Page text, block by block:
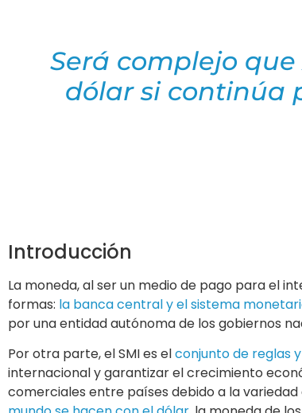
Será complejo
dólar si continúa
Introducción
La moneda, al ser un medio de pago para el
formas: la banca central y el sistema
por una entidad autónoma de los gobiernos
Por otra parte, el SMI es elconjunto de reglas
internacional y garantizar el crecimiento
comerciales entre países debido a la